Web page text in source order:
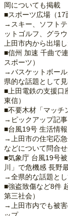
岡についても掲載
■スポーツ広場（17
→スキー、ソフト
ットゴルフ、グラ
上田市内から出場
■信州 加速 千曲で
スポーツ）
→バスケットボー
県的な話題として
■上田電鉄の支援口
東信）
■不要木材「マッチ
→ピックアップ記事
■台風19号 生活情
→上田市の住宅応
などについて問合
■気象庁 台風19号
川」で危機感 長野
→全県的な話題と
■強盗致傷など8件
第三社会）
→上田市内でも被